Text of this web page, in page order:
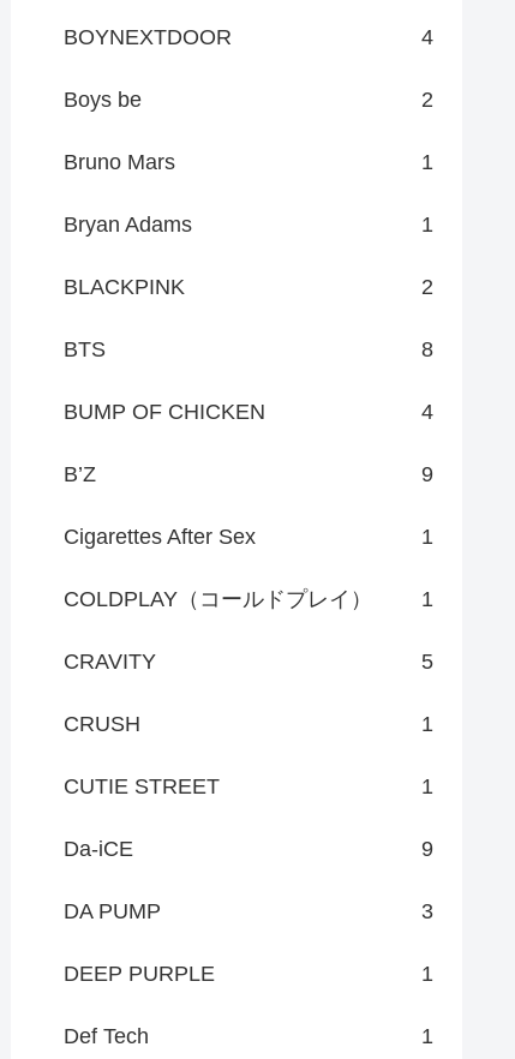
BOYNEXTDOOR 4
Boys be 2
Bruno Mars 1
Bryan Adams 1
BLACKPINK 2
BTS 8
BUMP OF CHICKEN 4
B’Z 9
Cigarettes After Sex 1
COLDPLAY（コールドプレイ） 1
CRAVITY 5
CRUSH 1
CUTIE STREET 1
Da-iCE 9
DA PUMP 3
DEEP PURPLE 1
Def Tech 1